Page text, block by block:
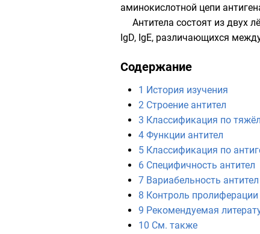
аминокислотной цепи
Антитела состоят из двух
IgD, IgE, различающихся
Содержание
1 История изучения
2 Строение антител
3 Классификация по
4 Функции антител
5 Классификация по
6 Специфичность антител
7 Вариабельность антител
8 Контроль пролиферации
9 Рекомендуемая
10 См. также